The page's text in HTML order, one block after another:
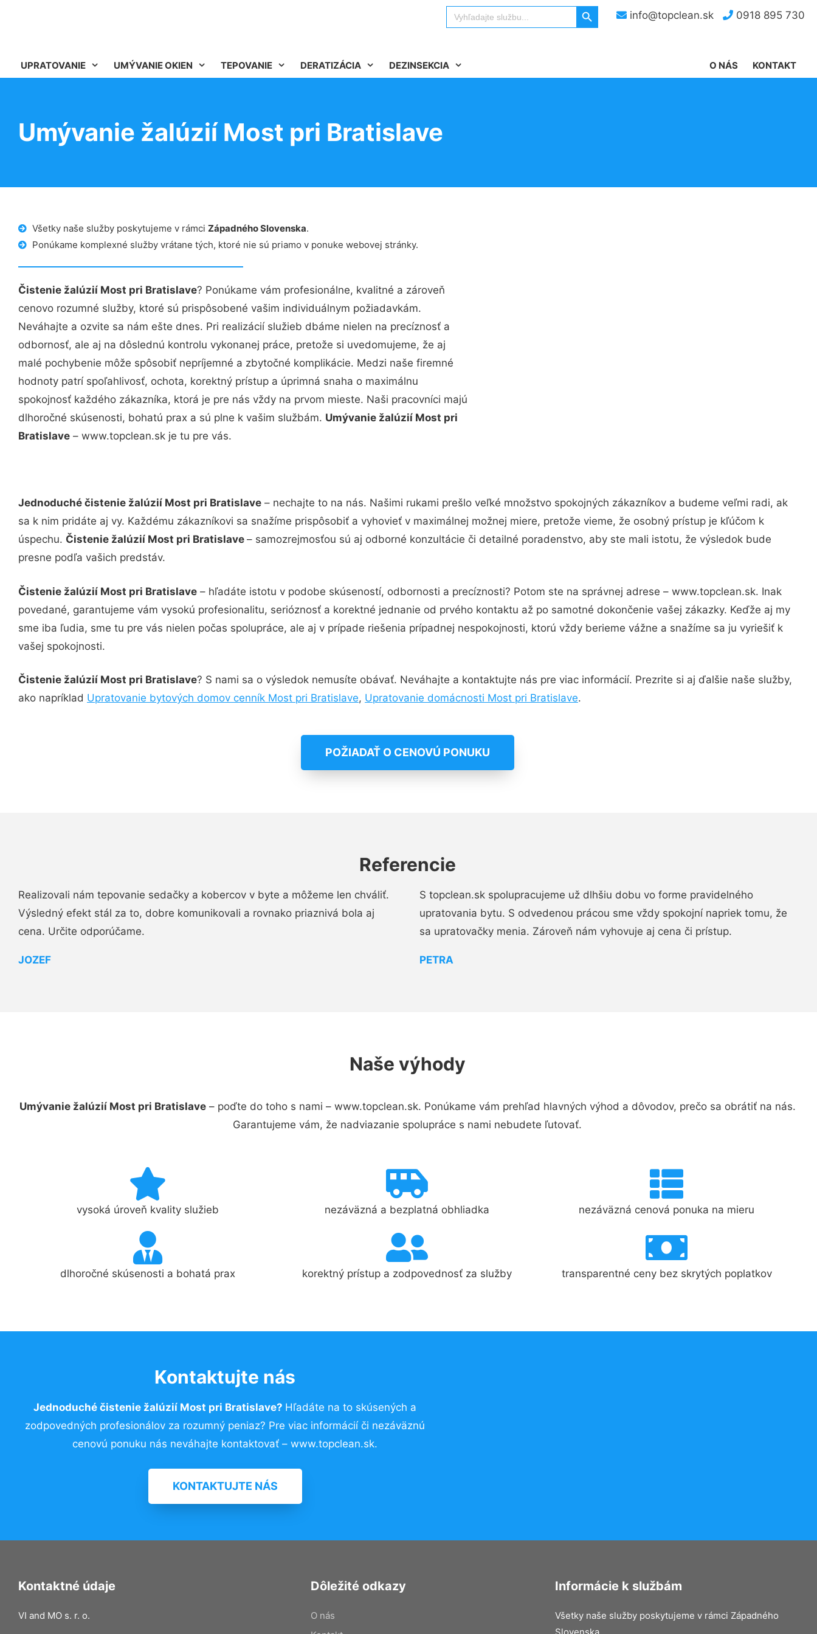
info@topclean.sk 0918 895 730
Search
for:
Search Button
UPRATOVANIE UMÝVANIE OKIEN TEPOVANIE DERATIZÁCIA DEZINSEKCIA KONTAKT
O NÁS
Umývanie žalúzií Most pri Bratislave
Všetky naše služby poskytujeme v rámci Západného Slovenska.
Ponúkame komplexné služby vrátane tých, ktoré nie sú priamo v ponuke webovej stránky.
Čistenie žalúzií Most pri Bratislave? Ponúkame vám profesionálne, kvalitné a zároveň
cenovo rozumné služby, ktoré sú prispôsobené vašim individuálnym požiadavkám.
Neváhajte a ozvite sa nám ešte dnes. Pri realizácií služieb dbáme nielen na precíznosť a
odbornosť, ale aj na dôslednú kontrolu vykonanej práce, pretože si uvedomujeme, že aj
malé pochybenie môže spôsobiť nepríjemné a zbytočné komplikácie. Medzi naše firemné
hodnoty patrí spoľahlivosť, ochota, korektný prístup a úprimná snaha o maximálnu
spokojnosť každého zákazníka, ktorá je pre nás vždy na prvom mieste. Naši pracovníci majú
dlhoročné skúsenosti, bohatú prax a sú plne k vašim službám. Umývanie žalúzií Most pri
Bratislave – www.topclean.sk je tu pre vás.
Jednoduché čistenie žalúzií Most pri Bratislave – nechajte to na nás. Našimi rukami prešlo veľké množstvo spokojných zákazníkov a budeme veľmi radi, ak
sa k nim pridáte aj vy. Každému zákazníkovi sa snažíme prispôsobiť a vyhovieť v maximálnej možnej miere, pretože vieme, že osobný prístup je kľúčom k
úspechu. Čistenie žalúzií Most pri Bratislave – samozrejmosťou sú aj odborné konzultácie či detailné poradenstvo, aby ste mali istotu, že výsledok bude
presne podľa vašich predstáv.
Čistenie žalúzií Most pri Bratislave – hľadáte istotu v podobe skúseností, odbornosti a precíznosti? Potom ste na správnej adrese – www.topclean.sk. Inak
povedané, garantujeme vám vysokú profesionalitu, serióznosť a korektné jednanie od prvého kontaktu až po samotné dokončenie vašej zákazky. Keďže aj my
sme iba ľudia, sme tu pre vás nielen počas spolupráce, ale aj v prípade riešenia prípadnej nespokojnosti, ktorú vždy berieme vážne a snažíme sa ju vyriešiť k
vašej spokojnosti.
Čistenie žalúzií Most pri Bratislave? S nami sa o výsledok nemusíte obávať. Neváhajte a kontaktujte nás pre viac informácií. Prezrite si aj ďalšie naše služby,
ako napríklad Upratovanie bytových domov cenník Most pri Bratislave, Upratovanie domácnosti Most pri Bratislave.
POŽIADAŤ O CENOVÚ PONUKU
Referencie
Realizovali nám tepovanie sedačky a kobercov v byte a môžeme len chváliť.
Výsledný efekt stál za to, dobre komunikovali a rovnako priaznivá bola aj
cena. Určite odporúčame.
JOZEF
S topclean.sk spolupracujeme už dlhšiu dobu vo forme pravidelného
upratovania bytu. S odvedenou prácou sme vždy spokojní napriek tomu, že
sa upratovačky menia. Zároveň nám vyhovuje aj cena či prístup.
PETRA
Naše výhody
Umývanie žalúzií Most pri Bratislave– poďte do toho s nami – www.topclean.sk. Ponúkame vám prehľad hlavných výhod a dôvodov, prečo sa obrátiť na nás.
Garantujeme vám, že nadviazanie spolupráce s nami nebudete ľutovať.
vysoká úroveň kvality služieb nezáväzná a bezplatná obhliadka nezáväzná cenová ponuka na mieru
dlhoročné skúsenosti a bohatá prax korektný prístup a zodpovednosť za služby transparentné ceny bez skrytých poplatkov
Kontaktujte nás
Jednoduché čistenie žalúzií Most pri Bratislave? Hľadáte na to skúsených a
zodpovedných profesionálov za rozumný peniaz? Pre viac informácií či nezáväznú
cenovú ponuku nás neváhajte kontaktovať – www.topclean.sk.
KONTAKTUJTE NÁS
Kontaktné údaje
VI and MO s. r. o.
Dôležité odkazy
O nás
Informácie k službám
Všetky naše služby poskytujeme v rámci Západného
Slovenska.